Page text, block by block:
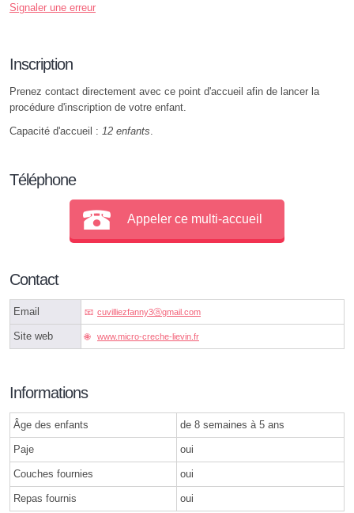
Signaler une erreur
Inscription
Prenez contact directement avec ce point d'accueil afin de lancer la
procédure d'inscription de votre enfant.
Capacité d'accueil : 12 enfants
Téléphone
Appeler ce multi-accueil
Contact
Email cuvilliezfanny3ⓐgmail.com
Site web www.micro-creche-lievin.fr
Informations
Âge des enfants de 8 semaines à 5 ans
Paje oui
Couches fournies oui
Repas fournis oui